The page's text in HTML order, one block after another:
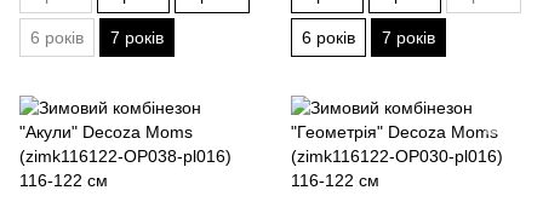
6 років 7 років 6 років 7 років